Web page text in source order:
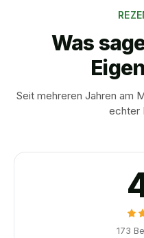
Was
Seit mehreren Jahren am
echter
173